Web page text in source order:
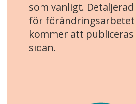
som vanligt.
för förändringsarbetet
kommer att publiceras
sidan.